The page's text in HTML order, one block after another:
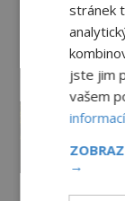
stránek
jste jim
vašem
informací
→